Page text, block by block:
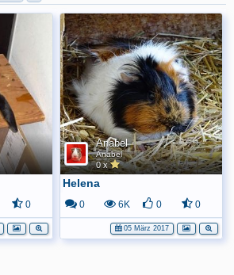
0
Anabel
Anabel
0 x
Helena
0 6K 0 0
05 März 2017